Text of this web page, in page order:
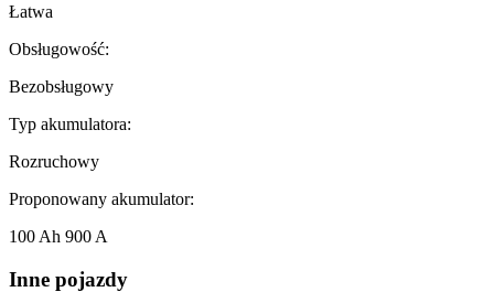
Łatwa
Obsługowość:
Bezobsługowy
Typ akumulatora:
Rozruchowy
Proponowany akumulator:
100 Ah 900 A
Inne pojazdy